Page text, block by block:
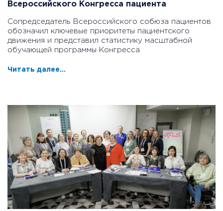
Всероссийского Конгресса пациента
Сопредседатель Всероссийского собюза пациентов
обозначил ключевые приоритеты пациентского
движения и представил статистику масштабной
обучающей программы Конгресса
Читать далее...